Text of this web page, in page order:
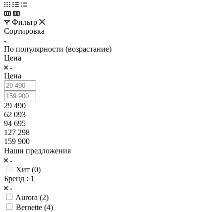
Фильтр
Сортировка
По популярности (возрастание)
Цена
Цена
29 490
62 093
94 695
127 298
159 900
Наши предложения
Хит (0)
Бренд : 1
Aurora (2)
Bernette (4)